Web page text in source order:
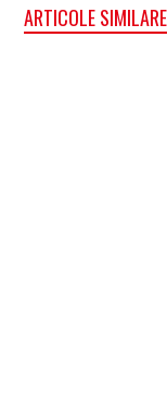
ARTICOLE SIMILARE